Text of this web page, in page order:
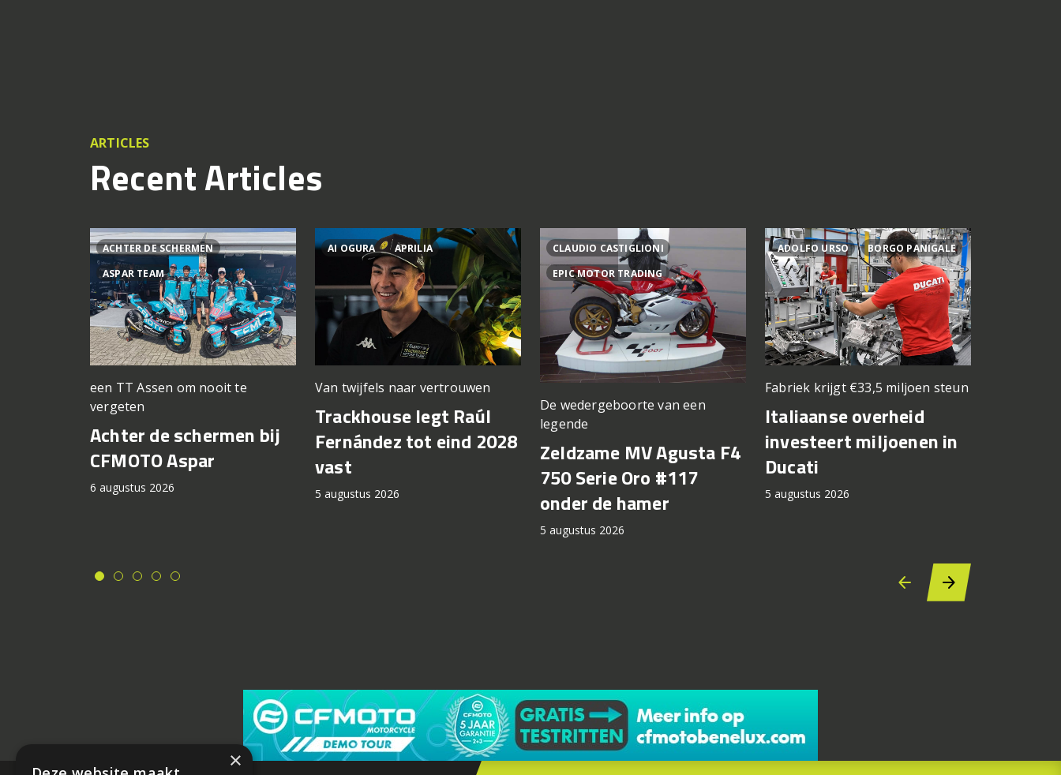
ARTICLES
Recent Articles
ACHTER DE SCHERMEN
ASPAR TEAM
een TT Assen om nooit te
vergeten
Achter de schermen bij
CFMOTO Aspar
6 augustus 2026
AI OGURA APRILIA
Van twijfels naar vertrouwen
Trackhouse legt Raúl
Fernández tot eind 2028
vast
5 augustus 2026
CLAUDIO CASTIGLIONI
EPIC MOTOR TRADING
De wedergeboorte van een
legende
Zeldzame MV Agusta F4
750 Serie Oro #117
onder de hamer
5 augustus 2026
ADOLFO URSO BORGO PANIGALE
Fabriek krijgt €33,5 miljoen steun
Italiaanse overheid
investeert miljoenen in
Ducati
5 augustus 2026
×